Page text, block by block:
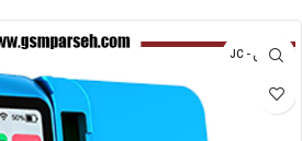
جی سی - JC